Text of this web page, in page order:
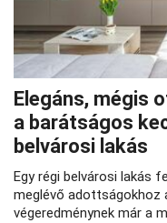
Elegáns, mégis
a barátságos
belvárosi lakás
Egy régi belvárosi lakás
meglévő adottságokhoz
végeredménynek már a